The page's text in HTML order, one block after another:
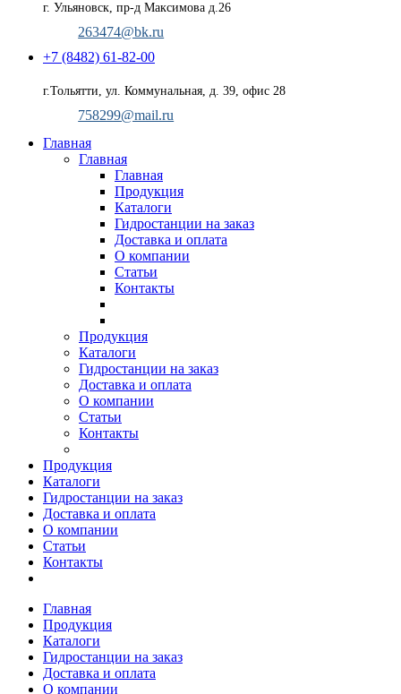
г. Ульяновск, пр-д Максимова д.26
263474@bk.ru
+7 (8482) 61-82-00
г.Тольятти, ул. Коммунальная, д. 39, офис 28
758299@mail.ru
Главная
Главная
Главная
Продукция
Каталоги
Гидростанции на заказ
Доставка и оплата
О компании
Статьи
Контакты
Продукция
Каталоги
Гидростанции на заказ
Доставка и оплата
О компании
Статьи
Контакты
Продукция
Каталоги
Гидростанции на заказ
Доставка и оплата
О компании
Статьи
Контакты
Главная
Продукция
Каталоги
Гидростанции на заказ
Доставка и оплата
О компании